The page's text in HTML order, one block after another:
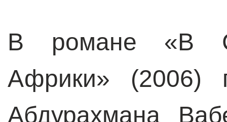
В романе «В
Африки» (2006)
Абдурахмана